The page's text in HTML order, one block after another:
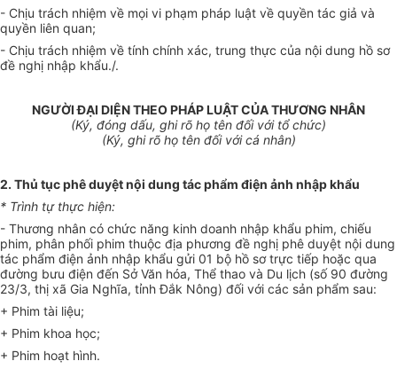
- Chịu trách nhiệm về mọi vi phạm pháp luật về quyền tác giả và
quyền liên quan;
- Chịu trách nhiệm về tính chính xác, trung thực của nội dung hồ sơ
đề nghị nhập khẩu./.
NGƯỜI ĐẠI DIỆN THEO PHÁP LUẬT CỦA THƯƠNG NHÂN
(Ký, đóng dấu, ghi rõ họ tên đối với tổ chức)
(Ký, ghi rõ họ tên đối với cá nhân)
2. Thủ tục phê duyệt nội dung tác phẩm điện ảnh nhập khẩu
* Trình tự thực hiện:
- Thương nhân có chức năng kinh doanh nhập khẩu phim, chiếu
phim, phân phối phim thuộc địa phương đề nghị phê duyệt nội dung
tác phẩm điện ảnh nhập khẩu gửi 01 bộ hồ sơ trực tiếp hoặc qua
đường bưu điện đến Sở Văn hóa, Thể thao và Du lịch (số 90 đường
23/3, thị xã Gia Nghĩa, tỉnh Đắk Nông) đối với các sản phẩm sau:
+ Phim tài liệu;
+ Phim khoa học;
+ Phim hoạt hình.